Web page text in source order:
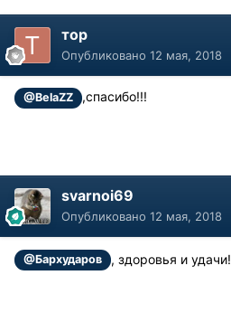
тор
Опубликовано 12 мая, 2018
@BelaZZ ,спасибо!!!
svarnoi69
Опубликовано 12 мая, 2018
@Бархударов , здоровья и удачи!